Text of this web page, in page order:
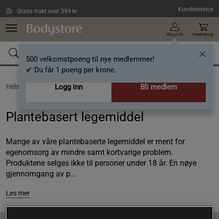
Gratis frakt over 399 kr Kundeservice
Min profil
500 velkomstpoeng til nye medlemmer!
✔ Du får 1 poeng per krone.
Logg inn
Bli medlem
Handlekorg
Helse / Plantebasert legemiddel
Plantebasert legemiddel
Mange av våre plantebaserte legemiddel er ment for
egenomsorg av mindre samt kortvarige problem.
Produktene selges ikke til personer under 18 år. En nøye
gjennomgang av p...
Les mer